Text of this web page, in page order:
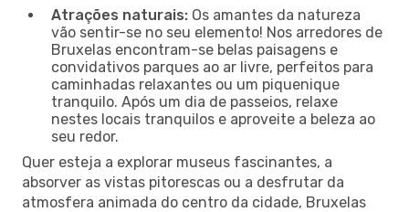
Atrações naturais: Os amantes da natureza
vão sentir-se no seu elemento! Nos arredores de
Bruxelas encontram-se belas paisagens e
convidativos parques ao ar livre, perfeitos para
caminhadas relaxantes ou um piquenique
tranquilo. Após um dia de passeios, relaxe
nestes locais tranquilos e aproveite a beleza ao
seu redor.
Quer esteja a explorar museus fascinantes, a
absorver as vistas pitorescas ou a desfrutar da
atmosfera animada do centro da cidade, Bruxelas